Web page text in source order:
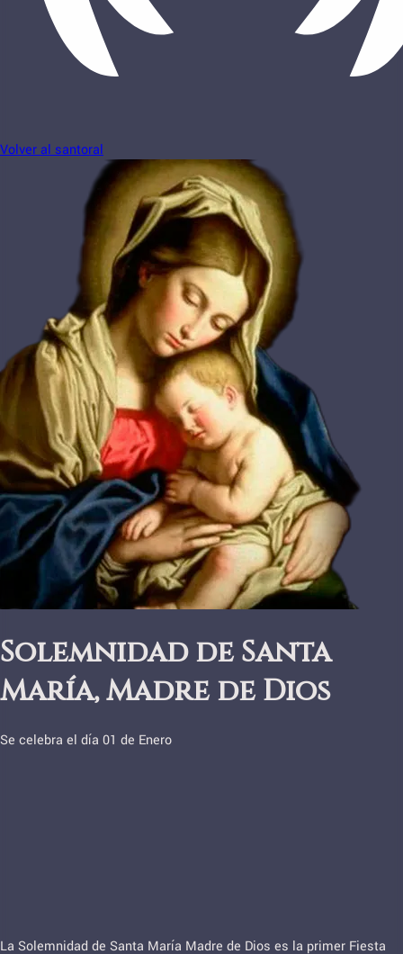
Volver al santoral
Solemnidad de Santa
María, Madre de Dios
Se celebra el día 01 de Enero
La Solemnidad de Santa María Madre de Dios es la primer Fiesta